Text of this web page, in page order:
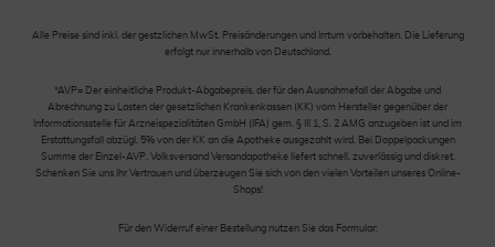
Alle Preise sind inkl. der gestzlichen MwSt. Preisänderungen und Irrtum vorbehalten. Die Lieferung
erfolgt nur innerhalb von Deutschland.
*AVP= Der einheitliche Produkt-Abgabepreis, der für den Ausnahmefall der Abgabe und
Abrechnung zu Lasten der gesetzlichen Krankenkassen (KK) vom Hersteller gegenüber der
Informationsstelle für Arzneispezialitäten GmbH (IFA) gem. § III 1, S. 2 AMG anzugeben ist und im
Erstattungsfall abzügl. 5% von der KK an die Apotheke ausgezahlt wird. Bei Doppelpackungen
Summe der Einzel-AVP. Volksversand Versandapotheke liefert schnell, zuverlässig und diskret.
Schenken Sie uns Ihr Vertrauen und überzeugen Sie sich von den vielen Vorteilen unseres Online-
Shops!
Für den Widerruf einer Bestellung nutzen Sie das Formular: